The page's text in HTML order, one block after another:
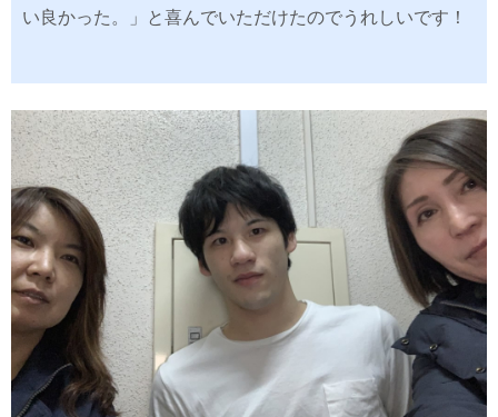
い良かった。」と喜んでいただけたのでうれしいです！